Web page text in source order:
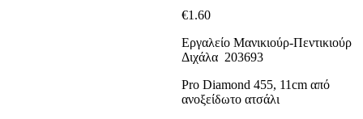
€1.60
Εργαλείο Μανικιούρ-Πεντικιούρ
Διχάλα 203693
Pro Diamond 455, 11cm από
ανοξείδωτο ατσάλι